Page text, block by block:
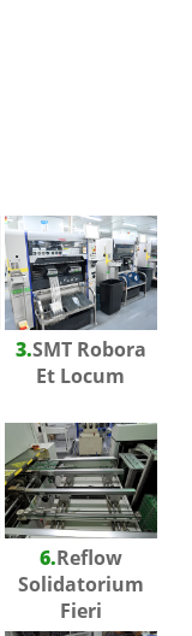
3.SMT Robora
Et Locum
6.Reflow
Solidatorium
Fieri